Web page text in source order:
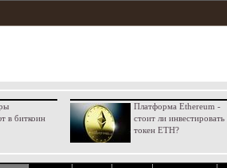
в биткоин
Платформа Ethereum -
стоит ли инвестировать
токен ETH?